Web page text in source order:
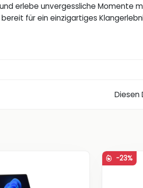
erlebe unvergessliche Momente
für ein einzigartiges
Diesen
-23%